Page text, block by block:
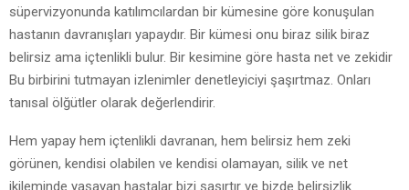
süpervizyonunda katılımcılardan bir kümesine göre konuşulan
hastanın davranışları yapaydır. Bir kümesi onu biraz silik biraz
belirsiz ama içtenlikli bulur. Bir kesimine göre hasta net ve zekidir
Bu birbirini tutmayan izlenimler denetleyiciyi şaşırtmaz. Onları
tanısal ölğütler olarak değerlendirir.
Hem yapay hem içtenlikli davranan, hem belirsiz hem zeki
görünen, kendisi olabilen ve kendisi olamayan, silik ve net
ikileminde yaşayan hastalar bizi şaşırtır ve bizde belirsizlik